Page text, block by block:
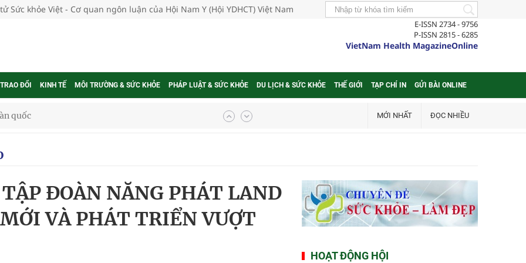
Sức khỏe Việt - Cơ quan ngôn luận của Hội Nam Y (Hội YDHCT) Việt Nam
E-ISSN 2734 - 9756
P-ISSN 2815 - 6285
VietNam Health MagazineOnline
ĐỔI KINH TẾ MÔI TRƯỜNG & SỨC KHỎE PHÁP LUẬT & SỨC KHỎE DU LỊCH & SỨC KHỎE THẾ GIỚI TẠP CHÍ IN GỬI BÀI ONLINE
mới của Việt Nam
lực cho môi trường và cộng đồng
bảo hiểm y tế nếu không đăng ký khám theo yêu
MỚI NHẤT ĐỌC NHIỀU
TẬP ĐOÀN NĂNG PHÁT LAND
VÀ PHÁT TRIỂN VƯỢT
HOẠT ĐỘNG HỘI